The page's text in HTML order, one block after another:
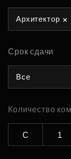
Архитектор
Срок сдачи
Все
Количество
С 1